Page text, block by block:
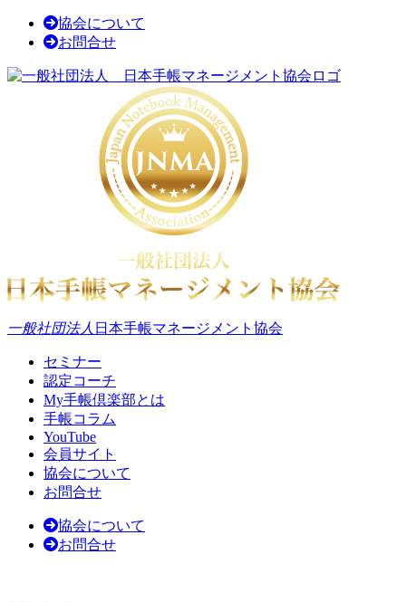
協会について
お問合せ
一般社団法人 日本手帳マネージメント協会
セミナー
認定コーチ
My手帳倶楽部とは
手帳コラム
YouTube
会員サイト
協会について
お問合せ
協会について
お問合せ